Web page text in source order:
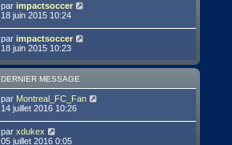
par impactsoccer
18 juin 2015 10:24
par impactsoccer
18 juin 2015 10:23
DERNIER MESSAGE
par Montreal_FC_Fan
14 juillet 2016 10:26
par xdukex
05 juillet 2016 0:05